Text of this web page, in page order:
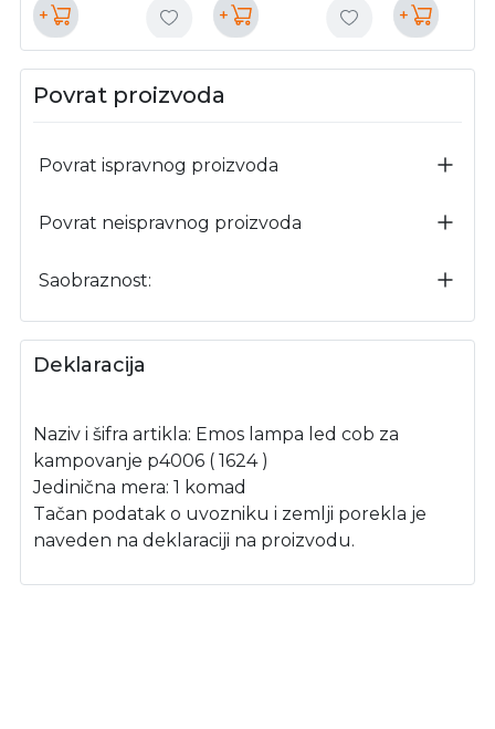
+ + +
Povrat proizvoda
Povrat ispravnog proizvoda
Povrat neispravnog proizvoda
Saobraznost:
Deklaracija
Naziv i šifra artikla: Emos lampa led cob za
kampovanje p4006 ( 1624 )
Jedinična mera: 1 komad
Tačan podatak o uvozniku i zemlji porekla je
naveden na deklaraciji na proizvodu.